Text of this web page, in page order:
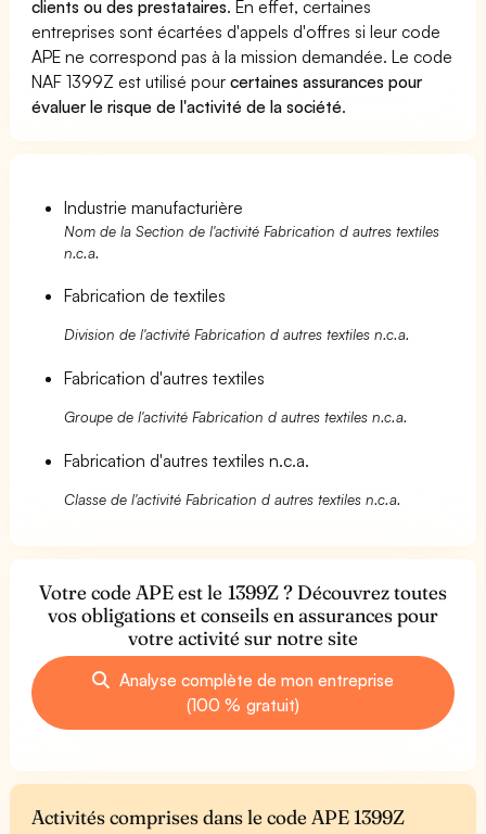
clients ou des prestataires. En effet, certaines
entreprises sont écartées d'appels d'offres si leur code
APE ne correspond pas à la mission demandée. Le code
NAF 1399Z est utilisé pourcertaines assurances pour
évaluer le risque de l'activité de la société.
Industrie manufacturière
Nom de la Section de l'activité Fabrication d autres textiles
n.c.a.
Fabrication de textiles
Division de l'activité Fabrication d autres textiles n.c.a.
Fabrication d'autres textiles
Groupe de l'activité Fabrication d autres textiles n.c.a.
Fabrication d'autres textiles n.c.a.
Classe de l'activité Fabrication d autres textiles n.c.a.
Votre code APE est le 1399Z ? Découvrez toutes
vos obligations et conseils en assurances pour
votre activité sur notre site
Analyse complète de mon entreprise
(100 % gratuit)
Activités comprises dans le code APE 1399Z